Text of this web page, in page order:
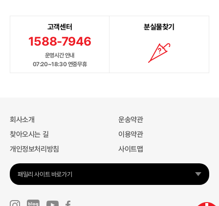
고객센터
1588-7946
운영시간 안내
07:20~18:30 연중무휴
분실물찾기
회사소개
운송약관
찾아오시는 길
이용약관
개인정보처리방침
사이트맵
패밀리 사이트 바로가기